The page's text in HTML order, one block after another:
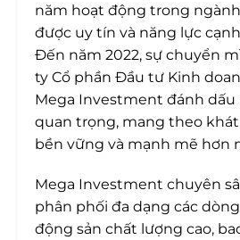
năm hoạt động trong
được uy tín và năng lực
Đến năm 2022, sự chuyển
ty Cổ phần Đầu tư Kinh
Mega Investment đánh
quan trọng, mang theo
bền vững và mạnh mẽ hơn
Mega Investment chuyên
phân phối đa dạng các
động sản chất lượng cao,